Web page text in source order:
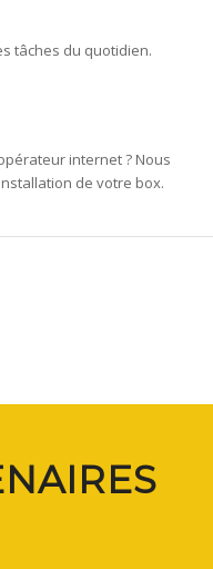
tâches du quotidien.
internet ? Nous
de votre box.